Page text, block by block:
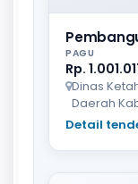
PAGU
Rp.
Dinas
Daerah
Detail